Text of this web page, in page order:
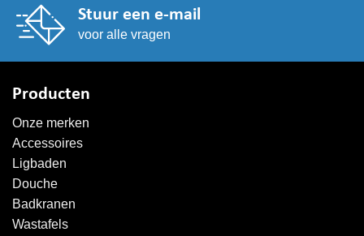
Stuur een e-mail
voor alle vragen
Producten
Onze merken
Accessoires
Ligbaden
Douche
Badkranen
Wastafels